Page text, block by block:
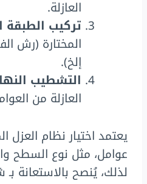
العازلة.
تركيب الطبقة
المختارة (رش
إلخ).
التشطيب
العازلة من
يعتمد اختيار نظام
عوامل، مثل نوع السطح
لذلك، يُنصح بالاستعانة